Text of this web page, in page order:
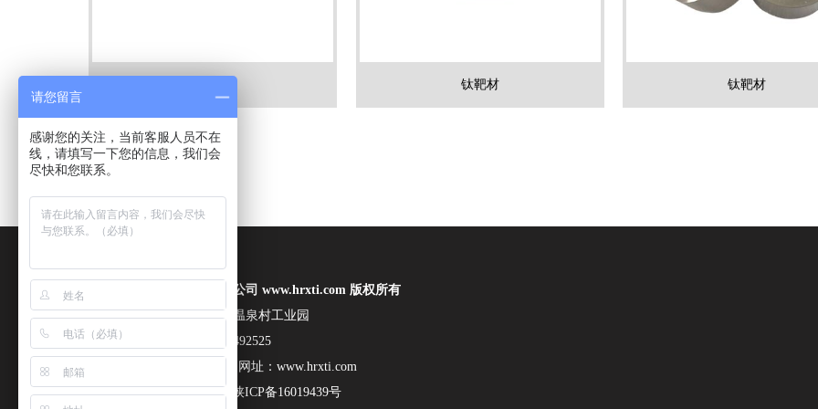
钛靶材 钛靶材
宝鸡市恒瑞鑫金属材料有限公司 www.hrxti.com 版权所有
地址：陕西省宝鸡市高新区温泉村工业园
电话：18392727076 13060492525
邮箱：461076047@qq.com 网址：www.hrxti.com
SEO技术支持：麦思科技 陕ICP备16019439号
请您留言
感谢您的关注，当前客服人员不在
线，请填写一下您的信息，我们会
尽快和您联系。